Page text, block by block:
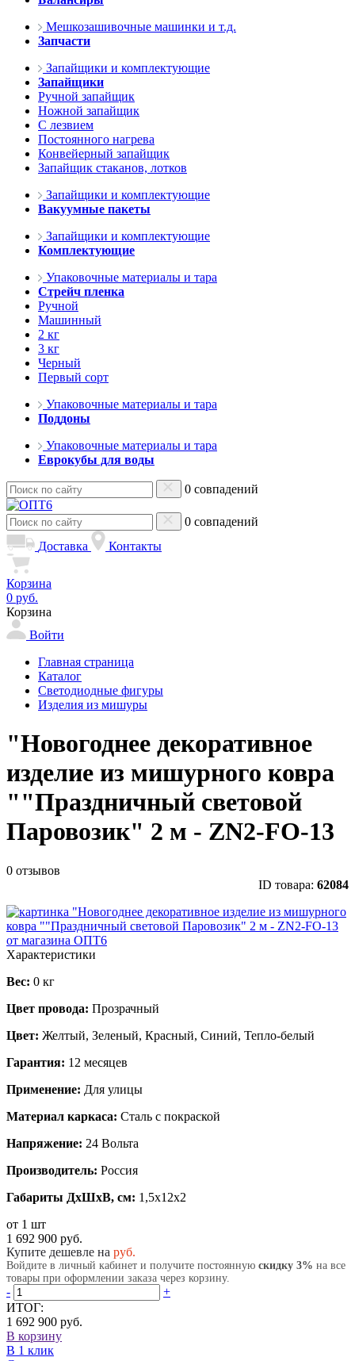
Мешкозашивочные машинки и т.д.
Запчасти
Запайщики и комплектующие
Запайщики
Ручной запайщик
Ножной запайщик
С лезвием
Постоянного нагрева
Конвейерный запайщик
Запайщик стаканов, лотков
Запайщики и комплектующие
Вакуумные пакеты
Запайщики и комплектующие
Комплектующие
Упаковочные материалы и тара
Стрейч пленка
Ручной
Машинный
2 кг
3 кг
Черный
Первый сорт
Упаковочные материалы и тара
Поддоны
Упаковочные материалы и тара
Еврокубы для воды
0 совпадений
0 совпадений
Доставка
Контакты
Корзина
0 руб.
Корзина
Войти
Главная страница
Каталог
Светодиодные фигуры
Изделия из мишуры
"Новогоднее декоративное
изделие из мишурного ковра
""Праздничный световой
Паровозик" 2 м - ZN2-FO-13
0 отзывов
ID товара: 62084
Характеристики
Вес: 0 кг
Цвет провода: Прозрачный
Цвет: Желтый, Зеленый, Красный, Синий, Тепло-белый
Гарантия: 12 месяцев
Применение: Для улицы
Материал каркаса: Сталь с покраской
Напряжение: 24 Вольта
Производитель: Россия
Габариты ДхШхВ, см: 1,5x12x2
от 1 шт
1 692 900 руб.
Купите дешевле на руб.
Войдите в личный кабинет и получите постоянную скидку 3% на все
товары при оформлении заказа через корзину.
-
+
ИТОГ:
1 692 900 руб.
В корзину
В 1 клик